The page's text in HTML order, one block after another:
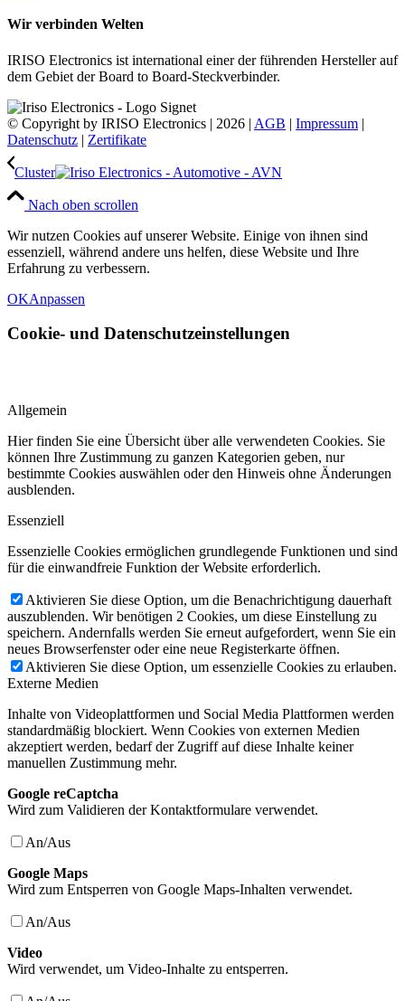
Wir verbinden Welten
IRISO Electronics ist international einer der führenden Hersteller auf
dem Gebiet der Board to Board-Steckverbinder.
© Copyright by IRISO Electronics | 2026 | AGB | Impressum |
Datenschutz | Zertifikate
Cluster
Nach oben scrollen
Wir nutzen Cookies auf unserer Website. Einige von ihnen sind
essenziell, während andere uns helfen, diese Website und Ihre
Erfahrung zu verbessern.
OKAnpassen
Cookie- und Datenschutzeinstellungen
Allgemein
Hier finden Sie eine Übersicht über alle verwendeten Cookies. Sie
können Ihre Zustimmung zu ganzen Kategorien geben, nur
bestimmte Cookies auswählen oder den Hinweis ohne Änderungen
ausblenden.
Essenziell
Essenzielle Cookies ermöglichen grundlegende Funktionen und sind
für die einwandfreie Funktion der Website erforderlich.
Aktivieren Sie diese Option, um die Benachrichtigung dauerhaft
auszublenden. Wir benötigen 2 Cookies, um diese Einstellung zu
speichern. Andernfalls werden Sie erneut aufgefordert, wenn Sie ein
neues Browserfenster oder eine neue Registerkarte öffnen.
Aktivieren Sie diese Option, um essenzielle Cookies zu erlauben.
Externe Medien
Inhalte von Videoplattformen und Social Media Plattformen werden
standardmäßig blockiert. Wenn Cookies von externen Medien
akzeptiert werden, bedarf der Zugriff auf diese Inhalte keiner
manuellen Zustimmung mehr.
Google reCaptcha
Wird zum Validieren der Kontaktformulare verwendet.
An/Aus
Google Maps
Wird zum Entsperren von Google Maps-Inhalten verwendet.
An/Aus
Video
Wird verwendet, um Video-Inhalte zu entsperren.